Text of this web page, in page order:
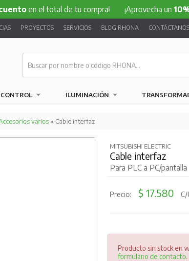
el total de tu compra! ¡Aprovecha un10% de
PROYECTOS SERVICIOS BLOG RHONA CONTÁCTANOS
ILUMINACIÓN
varios» Cable interfaz
MITSUBISHI ELECTRIC
Cable interfaz
Para PLC a PC/pantalla
Precio: $ 17.580 C/
Producto sin stock en
formulario de contacto.